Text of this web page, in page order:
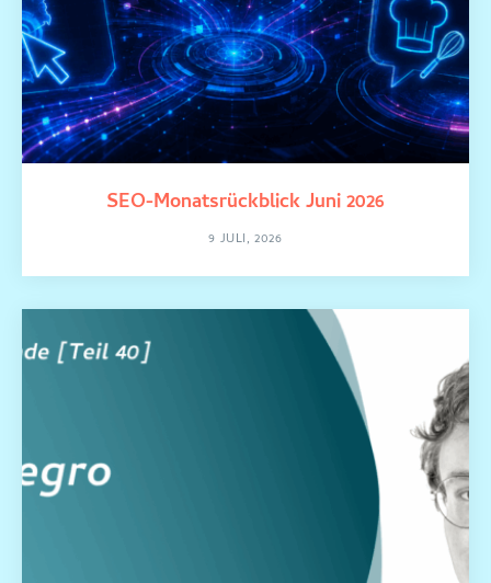
SEO-Monatsrückblick Juni 2026
9 JULI, 2026